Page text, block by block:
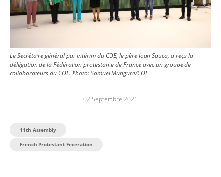
Le Secrétaire général par intérim du COE, le père Ioan Sauca, a reçu la
délégation de la Fédération protestante de France avec un groupe de
collaborateurs du COE. Photo:Samuel Mungure/COE
02 Septembre 2021
11th Assembly
French Protestant Federation